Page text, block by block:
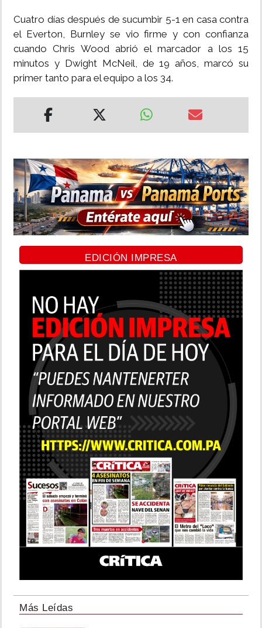
Cuatro días después de sucumbir 5-1 en casa contra
el Everton, Burnley se vio firme y con confianza
cuando Chris Wood abrió el marcador a los 15
minutos y Dwight McNeil, de 19 años, marcó su
primer tanto para el equipo a los 34.
EDICIÓN IMPRESA
Más Leídas